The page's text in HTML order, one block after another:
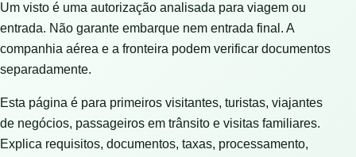
Um visto é uma autorização analisada para viagem ou
entrada. Não garante embarque nem entrada final. A
companhia aérea e a fronteira podem verificar documentos
separadamente.
Esta página é para primeiros visitantes, turistas, viajantes
de negócios, passageiros em trânsito e visitas familiares.
Explica requisitos, documentos, taxas, processamento,